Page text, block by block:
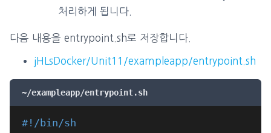
처리하게 됩니다.
다음 내용을 entrypoint.sh로 저장합니다.
jHLsDocker/Unit11/exampleapp/entrypoint.sh
~/exampleapp/entrypoint.sh
#!/bin/sh